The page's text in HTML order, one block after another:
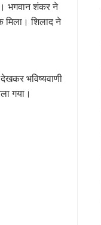
भगवान शंकर ने
मिला। शिलाद ने
भविष्यवाणी
गया।